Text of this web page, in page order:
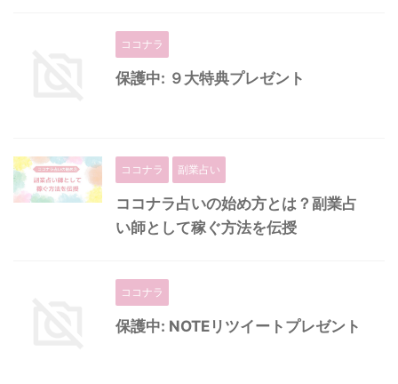
ココナラ
保護中: ９大特典プレゼント
ココナラ 副業占い
ココナラ占いの始め方とは？副業占
い師として稼ぐ方法を伝授
ココナラ
保護中: NOTEリツイートプレゼント